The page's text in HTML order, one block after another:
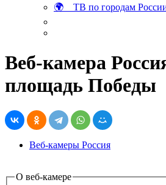
🌍 ТВ по городам
Веб-камера
площадь Победы
Веб-камеры Россия
О веб-камере